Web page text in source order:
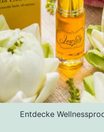
Entdecke